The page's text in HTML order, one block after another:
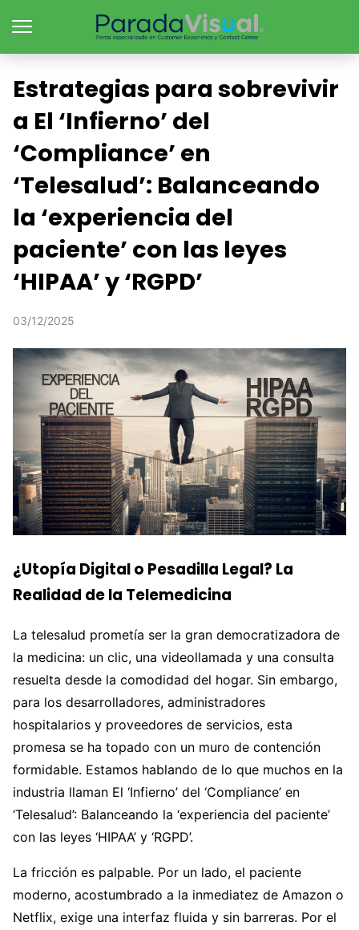
Estrategias para sobrevivir
a El ‘Infierno’ del
‘Compliance’ en
‘Telesalud’: Balanceando
la ‘experiencia del
paciente’ con las leyes
‘HIPAA’ y ‘RGPD’
03/12/2025
¿Utopía Digital o Pesadilla Legal? La
Realidad de la Telemedicina
La telesalud prometía ser la gran democratizadora de
la medicina: un clic, una videollamada y una consulta
resuelta desde la comodidad del hogar. Sin embargo,
para los desarrolladores, administradores
hospitalarios y proveedores de servicios, esta
promesa se ha topado con un muro de contención
formidable. Estamos hablando de lo que muchos en la
industria llaman El ‘Infierno’ del ‘Compliance’ en
‘Telesalud’: Balanceando la ‘experiencia del paciente’
con las leyes ‘HIPAA’ y ‘RGPD’.
La fricción es palpable. Por un lado, el paciente
moderno, acostumbrado a la inmediatez de Amazon o
Netflix, exige una interfaz fluida y sin barreras. Por el